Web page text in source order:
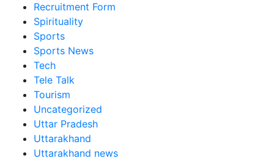
Recruitment Form
Spirituality
Sports
Sports News
Tech
Tele Talk
Tourism
Uncategorized
Uttar Pradesh
Uttarakhand
Uttarakhand news